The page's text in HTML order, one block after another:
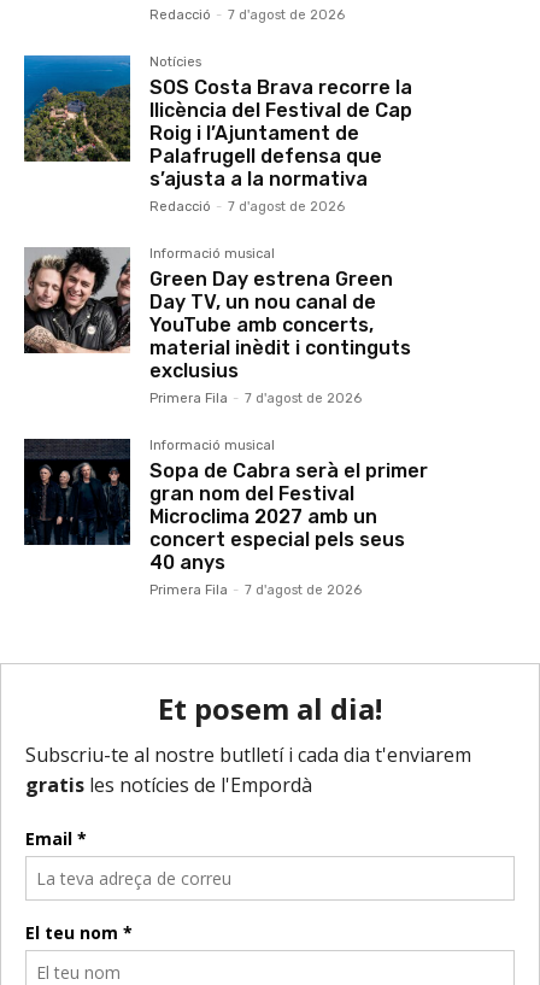
Redacció - 7 d'agost de 2026
Notícies
SOS Costa Brava recorre la
llicència del Festival de Cap
Roig i l’Ajuntament de
Palafrugell defensa que
s’ajusta a la normativa
Redacció - 7 d'agost de 2026
Informació musical
Green Day estrena Green
Day TV, un nou canal de
YouTube amb concerts,
material inèdit i continguts
exclusius
Primera Fila - 7 d'agost de 2026
Informació musical
Sopa de Cabra serà el primer
gran nom del Festival
Microclima 2027 amb un
concert especial pels seus
40 anys
Primera Fila - 7 d'agost de 2026